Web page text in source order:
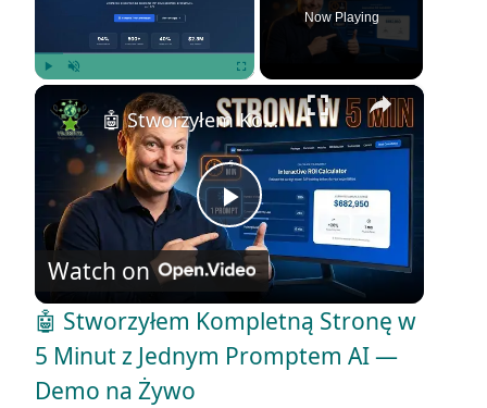
Now Playing
×
P
l
a
🤖 Stworzyłem Kompletną Stronę w 5 Minut z Jednym Promptem AI — Demo na Żywo
Watch on
🤖 Stworzyłem Kompletną Stronę w
5 Minut z Jednym Promptem AI —
Demo na Żywo